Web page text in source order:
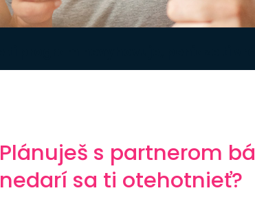
Plánuješ s partnerom
nedarí sa ti otehotnieť?